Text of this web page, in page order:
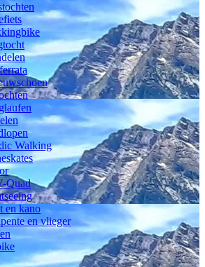
Walking
Quad
en kano
en vlieger